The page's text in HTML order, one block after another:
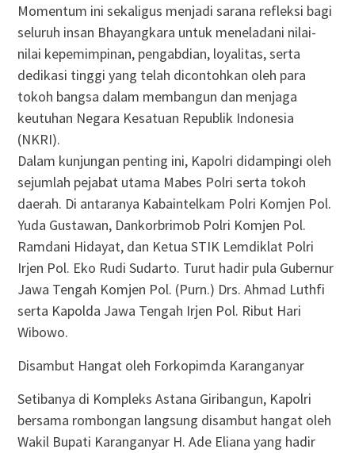
Momentum ini sekaligus menjadi sarana refleksi bagi
seluruh insan Bhayangkara untuk meneladani nilai-
nilai kepemimpinan, pengabdian, loyalitas, serta
dedikasi tinggi yang telah dicontohkan oleh para
tokoh bangsa dalam membangun dan menjaga
keutuhan Negara Kesatuan Republik Indonesia
(NKRI).
Dalam kunjungan penting ini, Kapolri didampingi oleh
sejumlah pejabat utama Mabes Polri serta tokoh
daerah. Di antaranya Kabaintelkam Polri Komjen Pol.
Yuda Gustawan, Dankorbrimob Polri Komjen Pol.
Ramdani Hidayat, dan Ketua STIK Lemdiklat Polri
Irjen Pol. Eko Rudi Sudarto. Turut hadir pula Gubernur
Jawa Tengah Komjen Pol. (Purn.) Drs. Ahmad Luthfi
serta Kapolda Jawa Tengah Irjen Pol. Ribut Hari
Wibowo.
Disambut Hangat oleh Forkopimda Karanganyar
Setibanya di Kompleks Astana Giribangun, Kapolri
bersama rombongan langsung disambut hangat oleh
Wakil Bupati Karanganyar H. Ade Eliana yang hadir